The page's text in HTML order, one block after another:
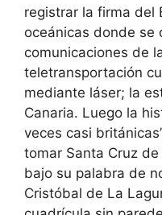
registrar la firma del
oceánicas donde se
comunicaciones de
teletransportación
mediante láser; la
Canaria. Luego la
veces casi
tomar Santa Cruz
bajo su palabra de
Cristóbal de La